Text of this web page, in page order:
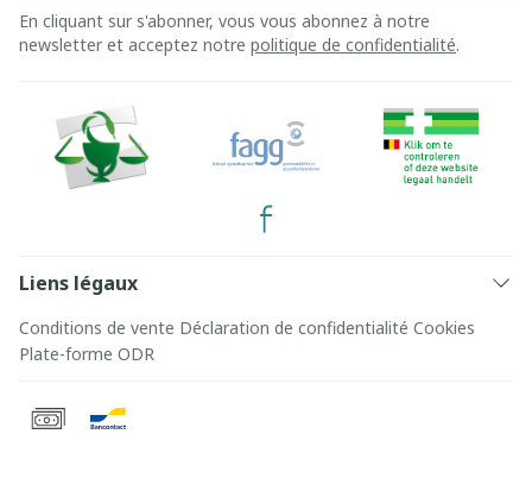
En cliquant sur s'abonner, vous vous abonnez à notre
newsletter et acceptez notre politique de confidentialité.
Liens légaux
Conditions de vente Déclaration de confidentialité Cookies
Plate-forme ODR